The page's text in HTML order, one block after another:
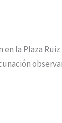
la Plaza